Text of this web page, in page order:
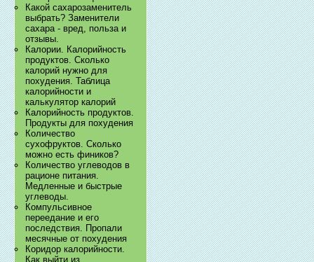
Какой сахарозаменитель
выбрать? Заменители
сахара - вред, польза и
отзывы.
Калории. Калорийность
продуктов. Сколько
калорий нужно для
похудения. Таблица
калорийности и
калькулятор калорий
Калорийность продуктов.
Продукты для похудения
Количество
сухофруктов. Сколько
можно есть фиников?
Количество углеводов в
рационе питания.
Медленные и быстрые
углеводы.
Компульсивное
переедание и его
последствия. Пропали
месячные от похудения
Коридор калорийности.
Как выйти из